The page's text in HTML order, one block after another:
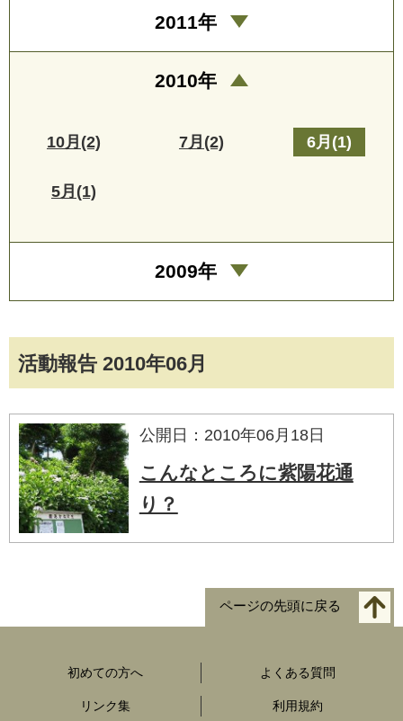
活動報告 2010年06月
公開日：2010年06月18日
こんなところに紫陽花通
り？
2011年
2010年
10月(2) 7月(2) 6月(1)
5月(1)
2009年
ページの先頭に戻る
初めての方へ よくある質問
リンク集 利用規約